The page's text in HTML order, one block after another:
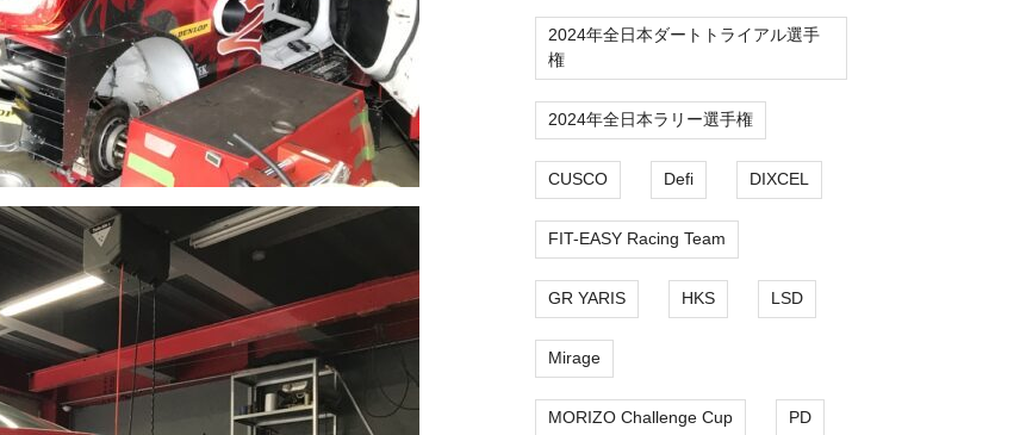
2024年全日本ダートトライアル選手
権
2024年全日本ラリー選手権
CUSCO Defi DIXCEL
FIT-EASY Racing Team
GR YARIS HKS LSD
Mirage
MORIZO Challenge Cup PD